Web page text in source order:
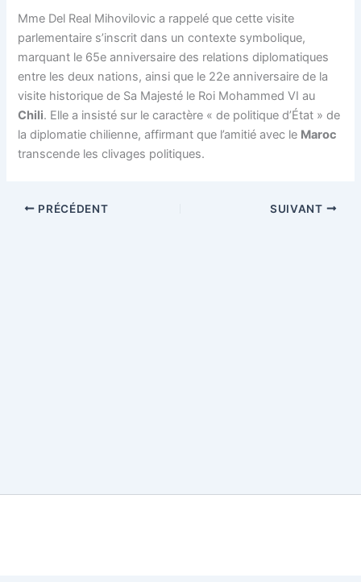
Mme Del Real Mihovilovic a rappelé que cette visite
parlementaire s’inscrit dans un contexte symbolique,
marquant le 65e anniversaire des relations diplomatiques
entre les deux nations, ainsi que le 22e anniversaire de la
visite historique de Sa Majesté le Roi Mohammed VI au
Chili. Elle a insisté sur le caractère « de politique d’État » de
la diplomatie chilienne, affirmant que l’amitié avec le Maroc
transcende les clivages politiques.
PRÉCÉDENT SUIVANT